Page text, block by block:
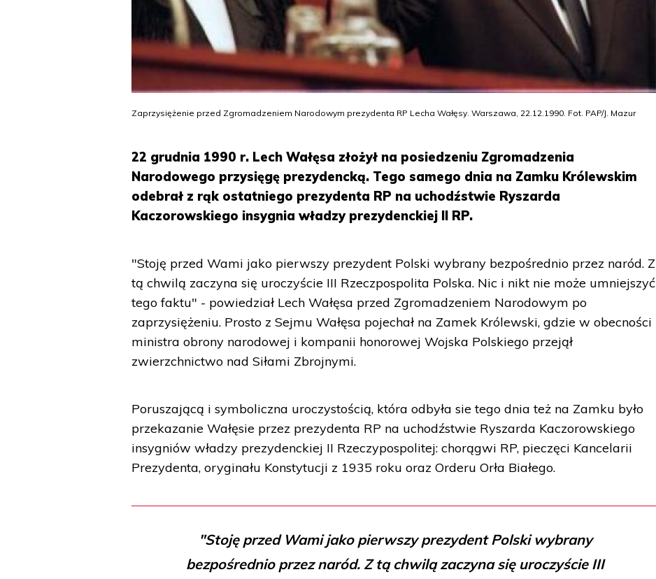
Zaprzysiężenie przed Zgromadzeniem Narodowym prezydenta RP Lecha Wałęsy. Warszawa, 22.12.1990. Fot. PAP/J. Mazur
22 grudnia 1990 r. Lech Wałęsa złożył na posiedzeniu Zgromadzenia
Narodowego przysięgę prezydencką. Tego samego dnia na Zamku Królewskim
odebrał z rąk ostatniego prezydenta RP na uchodźstwie Ryszarda
Kaczorowskiego insygnia władzy prezydenckiej II RP.
"Stoję przed Wami jako pierwszy prezydent Polski wybrany bezpośrednio przez naród. Z
tą chwilą zaczyna się uroczyście III Rzeczpospolita Polska. Nic i nikt nie może umniejszyć
tego faktu" - powiedział Lech Wałęsa przed Zgromadzeniem Narodowym po
zaprzysiężeniu. Prosto z Sejmu Wałęsa pojechał na Zamek Królewski, gdzie w obecności
ministra obrony narodowej i kompanii honorowej Wojska Polskiego przejął
zwierzchnictwo nad Siłami Zbrojnymi.
Poruszającą i symboliczna uroczystością, która odbyła sie tego dnia też na Zamku było
przekazanie Wałęsie przez prezydenta RP na uchodźstwie Ryszarda Kaczorowskiego
insygniów władzy prezydenckiej II Rzeczypospolitej: chorągwi RP, pieczęci Kancelarii
Prezydenta, oryginału Konstytucji z 1935 roku oraz Orderu Orła Białego.
"Stoję przed Wami jako pierwszy prezydent Polski wybrany
bezpośrednio przez naród. Z tą chwilą zaczyna się uroczyście III